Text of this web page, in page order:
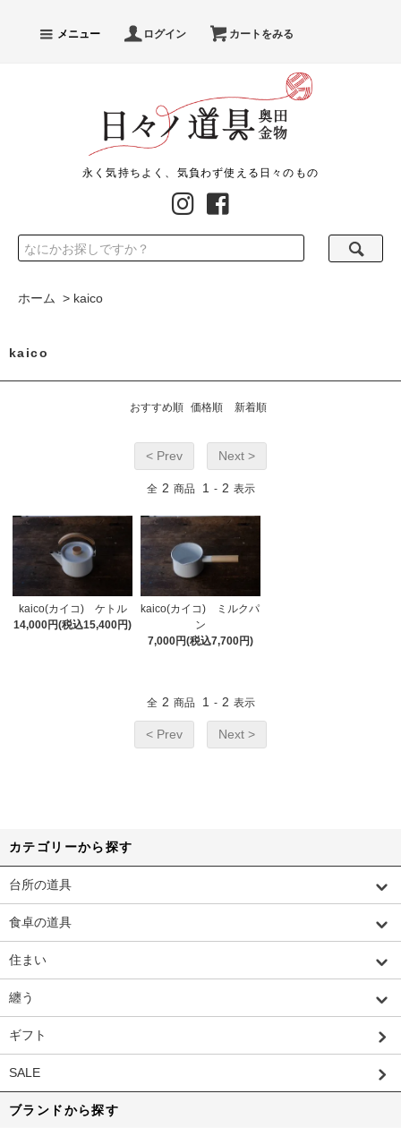
メニュー ログイン カートをみる
永く気持ちよく、気負わず使える日々のもの
ホーム > kaico
kaico
おすすめ順 価格順 新着順
< Prev Next >
全 2 商品 1 - 2 表示
kaico(カイコ) ケトル
14,000円(税込15,400円)
kaico(カイコ) ミルクパ
ン
7,000円(税込7,700円)
全 2 商品 1 - 2 表示
< Prev Next >
カテゴリーから探す
台所の道具
食卓の道具
住まい
纏う
ギフト
SALE
ブランドから探す